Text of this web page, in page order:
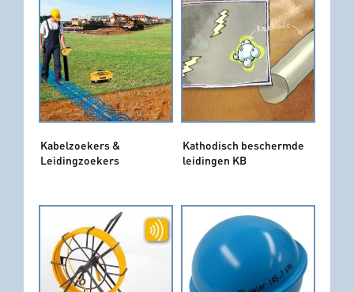
Kabelzoekers &
Leidingzoekers
Kathodisch beschermde
leidingen KB